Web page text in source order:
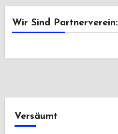
Wir Sind Partnerverein:
Versäumt